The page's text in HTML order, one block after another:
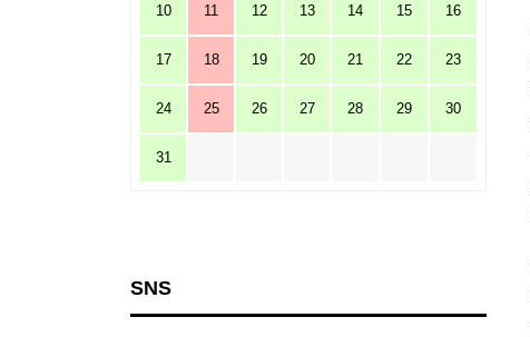
10 11 12 13 14 15 16
17 18 19 20 21 22 23
24 25 26 27 28 29 30
31
SNS